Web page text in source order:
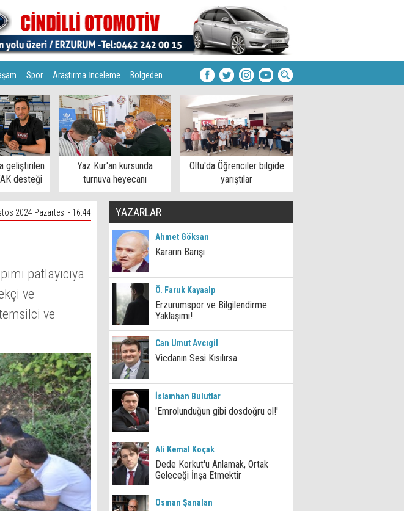
Spor Araştırma İnceleme Bölgeden
geliştirilen
desteği
Yaz Kur'an kursunda
turnuva heyecanı
Oltu'da Öğrenciler bilgide
yarıştılar
2024 Pazartesi - 16:44
patlayıcıya
ve
ve
YAZARLAR
Ahmet Göksan
Kararın Barışı
Ö. Faruk Kayaalp
Erzurumspor ve Bilgilendirme
Yaklaşımı!
Can Umut Avcıgil
Vicdanın Sesi Kısılırsa
İslamhan Bulutlar
'Emrolunduğun gibi dosdoğru ol!'
Ali Kemal Koçak
Dede Korkut'u Anlamak, Ortak
Geleceği İnşa Etmektir
Osman Şanalan